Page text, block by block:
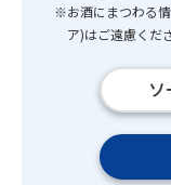
※お酒にまつわる
ア)はご遠慮くだ